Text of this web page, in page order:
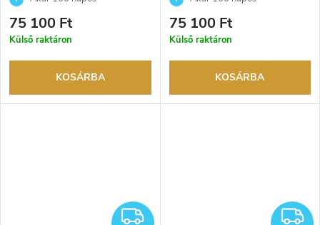
visszaküldési lehetőség. Hivatalos
márkakereskedő.
75 100 Ft
Külső raktáron
KOSÁRBA
visszaküldési lehetőség. Hivatalos
márkakereskedő.
75 100 Ft
Külső raktáron
KOSÁRBA
INGYENES